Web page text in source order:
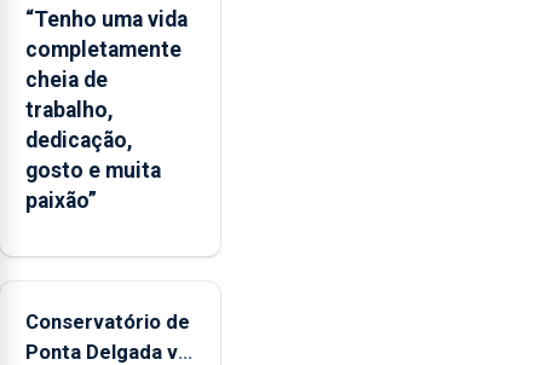
“Tenho uma vida
completamente
cheia de
trabalho,
dedicação,
gosto e muita
paixão”
Conservatório de
Ponta Delgada vai